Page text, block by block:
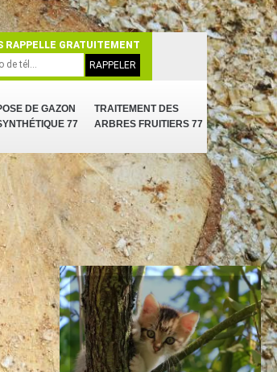
DE GAZON
77
TRAITEMENT DES
ARBRES FRUITIERS 77
RAPPELLE GRATUITEMENT